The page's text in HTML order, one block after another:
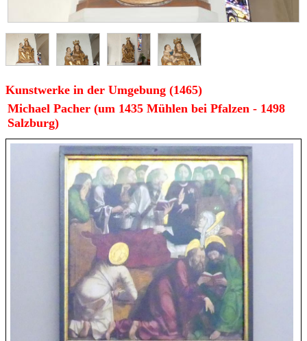
Kunstwerke in der Umgebung (1465)
Michael Pacher (um 1435 Mühlen bei Pfalzen - 1498
Salzburg)